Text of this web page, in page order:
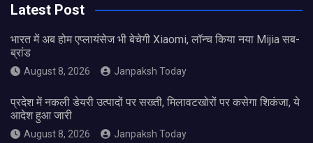
Latest Post
भारत में अब होम एप्लायंसेज भी बेचेगी Xiaomi, लॉन्च किया नया Mijia सब-
ब्रांड
August 8, 2026 Janpaksh Today
प्रदेश में नकली डेयरी उत्पादों पर सख्ती, मिलावटखोरों पर कसेगा शिकंजा, ये
आदेश हुआ जारी
August 8, 2026 Janpaksh Today